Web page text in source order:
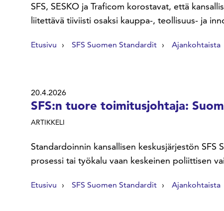
SFS, SESKO ja Traficom korostavat, että
liitettävä tiiviisti osaksi kauppa-, teollisuus- ja
Etusivu SFS Suomen Standardit Ajankohtaista
20.4.2026
SFS:n tuore toimitusjohtaja:
ARTIKKELI
Standardoinnin kansallisen keskusjärjestön
prosessi tai työkalu vaan keskeinen poliittisen
Etusivu SFS Suomen Standardit Ajankohtaista